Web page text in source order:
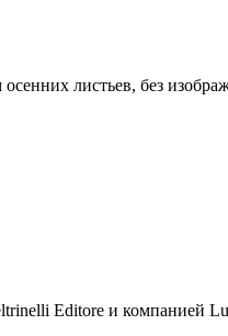
листьев, без
Editore и компанией